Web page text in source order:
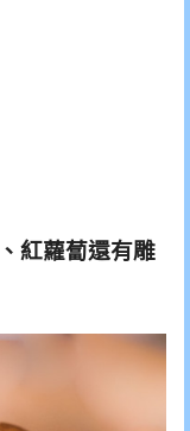
紅蘿蔔還有雕